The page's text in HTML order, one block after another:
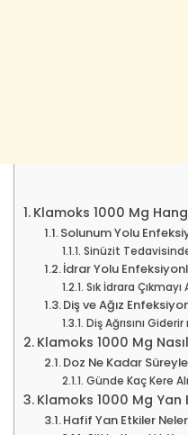
Klamoks 1000 Mg
Solunum Yolu
Sinüzit
İdrar Yolu
Sık İdrara Çıkmayı
Diş ve Ağız
Diş Ağrısını
Klamoks 1000 Mg
Doz Ne Kadar Süreyle
Günde Kaç Kere
Klamoks 1000 Mg Yan
Hafif Yan Etkiler